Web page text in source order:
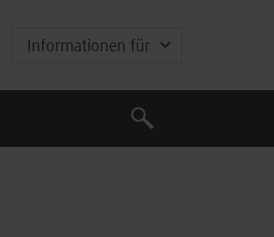
Informationen für
Suche
Suche